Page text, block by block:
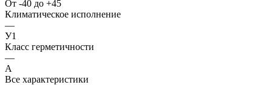
От -40 до +45
Климатическое исполнение
—
У1
Класс герметичности
—
А
Все характеристики